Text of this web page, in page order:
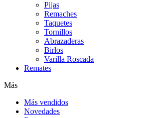
Pijas
Remaches
Taquetes
Tornillos
Abrazaderas
Birlos
Varilla Roscada
Remates
Más
Más vendidos
Novedades